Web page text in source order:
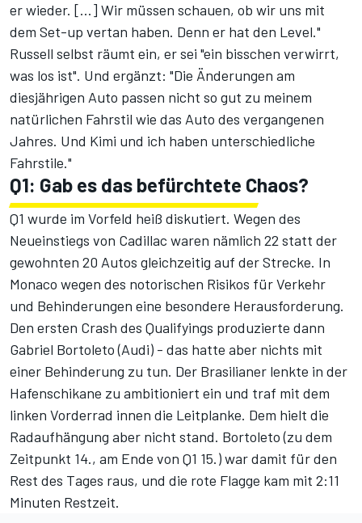
er wieder. [...] Wir müssen schauen, ob wir uns mit
dem Set-up vertan haben. Denn er hat den Level."
Russell selbst räumt ein, er sei "ein bisschen verwirrt,
was los ist". Und ergänzt: "Die Änderungen am
diesjährigen Auto passen nicht so gut zu meinem
natürlichen Fahrstil wie das Auto des vergangenen
Jahres. Und Kimi und ich haben unterschiedliche
Fahrstile."
Q1: Gab es das befürchtete Chaos?
Q1 wurde im Vorfeld heiß diskutiert. Wegen des
Neueinstiegs von Cadillac waren nämlich 22 statt der
gewohnten 20 Autos gleichzeitig auf der Strecke. In
Monaco wegen des notorischen Risikos für Verkehr
und Behinderungen eine besondere Herausforderung.
Den ersten Crash des Qualifyings produzierte dann
Gabriel Bortoleto (Audi) - das hatte aber nichts mit
einer Behinderung zu tun. Der Brasilianer lenkte in der
Hafenschikane zu ambitioniert ein und traf mit dem
linken Vorderrad innen die Leitplanke. Dem hielt die
Radaufhängung aber nicht stand. Bortoleto (zu dem
Zeitpunkt 14., am Ende von Q1 15.) war damit für den
Rest des Tages raus, und die rote Flagge kam mit 2:11
Minuten Restzeit.